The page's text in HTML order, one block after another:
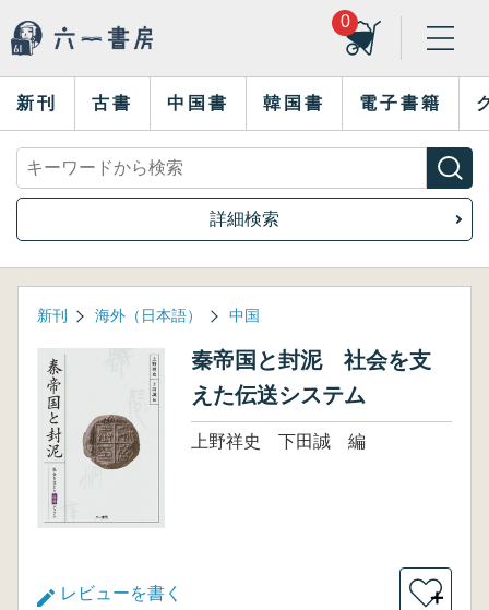
0
新刊 古書 中国書 韓国書 電子書籍
詳細検索
新刊 海外（日本語） 中国
秦帝国と封泥 社会を支
えた伝送システム
上野祥史 下田誠 編
レビューを書く ＋